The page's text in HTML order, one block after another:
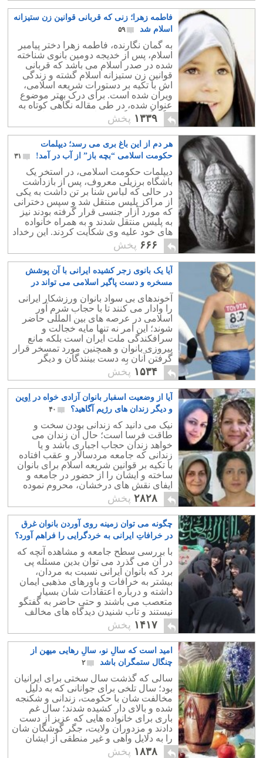
فاطمه زهرا؛ زنی که قربانی قوانین زن ستیزانه
اسلام شد
۵۹
به گمان نگارنده، فاطمه زهرا دختر پیامبر
اسلام، پس از خدیجه دومین بانوی شناخته
شده در صدر اسلام می باشد که قربانی
قوانین زن ستیزانه اسلام گشته و زندگی
اش با تکیه بر دستورات شریعه اسلامی،
ویران شده است. برای درک بهتر موضوع
عنوان شده، در طی مقاله نگاهی کوتاه به
چگونگی زندگی دردناک وی می اندازیم.
۱۳۳۹ پخش
هر دم از این باغ بری می رسد؛ دیپلمات
حکومت اسلامی “بچه باز” از آب در آمد!
۳۱
دیپلمات حکومت اسلامی، در استخر یک
باشگاه برزیلی معروف، پس از بازداشت
در حالی که لباس شنا بر تن داشت به یکی
از مراکز پلیس منتقل شد و سپس دخترانی
که مورد آزار جنسی قرار گرفته بودند نیز
به پلیس منتقل شدند و به همراه خانواده
های خود علیه وی شکایت کردند. این رخداد
شوم مایه خجالت و سرافکندگی ایرانیان
است.
۶۶۶ پخش
آیا یک بانوی زجر کشیده ایرانی با آن پوشش
مسخره و دست پاگیر اسلامی می تواند در
مسابقات شرکت کند؟
آخوندهای بی سواد بانوان ورزشکار ایرانی
را وادار می کنند تا با حجاب شرم آور
اسلامی در عرصه های بین المللی حاضر
شوند؛ این امر نه تنها مایه خجالت و
سرافکندگی ملت ایران است بلکه مانع
پیروزی بانوان و همچنین مورد تمسخر قرار
گرفتن آنان به دست بینندگان و دیگر
شرکت کنندگان می باشد.
۱۵۳۴ پخش
آیا از وضعیت اسفبار بانوان آزادی خواه در اِوین
و دیگر زندان های رژیم آگاهید؟
۴۰
نیک می دانید که زندانی بودن سخت و
طاقت فرسا است؛ حال آن زندان می
خواهد زندان حجاب اجباری باشد و یا
زندانی که جامعه مردسالار و عقب افتاده
با تکیه بر قوانین شریعه اسلام برای بانوان
ساخته و ایشان را از حضور در جامعه و
ایفای نقش های درخشان، محروم نموده
است.۲۸۲۸ پخش
چگونه می توان زمینه روی آوردن بانوان غرق
در خرافاتِ ایرانی به خردگرایی را فراهم آورد؟
با بررسی سطح جامعه و مشاهده آنچه که
در آن می گذرد می توان بدین مسئله پی
برد که بانوان ایرانی نسبت به مردان،
بیشتر به خرافات و باورهای مذهبی ایمان
داشته و درباره اعتقادات شان بسیار
متعصب می باشند و حتی حاضر به گفتگو
نیستند و تاب شنیدن دیدگاه های مخالف
اسلام را ندارند.
۱۴۱۷ پخش
امید است که سالِ نو، سالِ رهایی میهن از
چنگال ستمگران باشد
۲
سالی که گذشت سال سختی برای ایرانیان
بود؛ سال تلخی برای جوانانی که به دلیل
مخالفت شان با حکومت، زندانی و شکنجه
شده و بالای دار کشیده شدند؛ سال غم
باری برای خانواده هایی که عزیز از دست
دادند و مزدوران ولایت، جگر گوشگان شان
را به دلایل واهی و غیر منطقی از ایشان
جدا کرده و روانه سینه قبرستان ها نمودند.
۱۸۳۸ پخش